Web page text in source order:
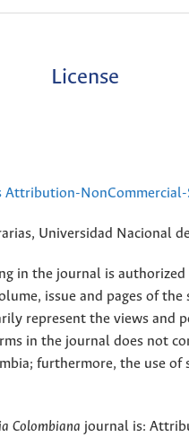
License
Attribution-
Universidad Nacional
in the journal is
issue and pages of
represent the views and
in the journal does not
furthermore, the use
Colombiana journal is: